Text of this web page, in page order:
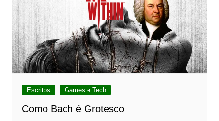
Escritos Games e Tech
Como Bach é Grotesco